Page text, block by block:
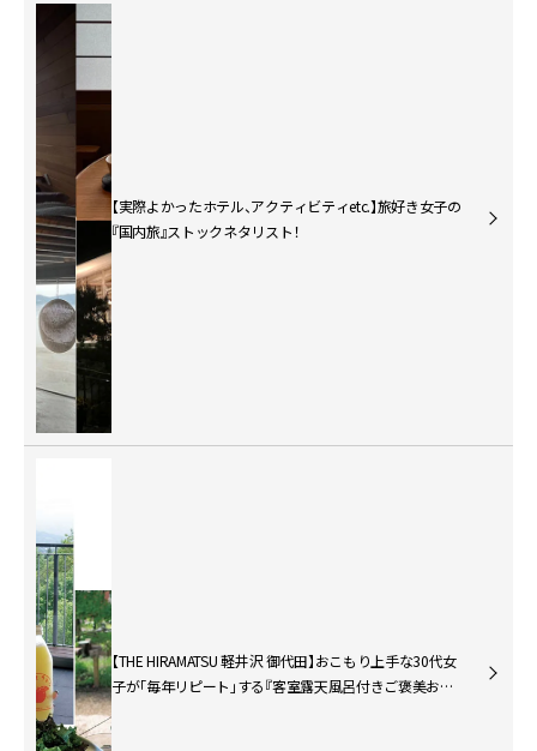
【実際よかったホテル、アクティビティetc.】旅好き女子の
『国内旅』ストックネタリスト！
【THE HIRAMATSU 軽井沢 御代田】おこもり上手な30代女
子が「毎年リピート」する『客室露天風呂付きご褒美お宿』